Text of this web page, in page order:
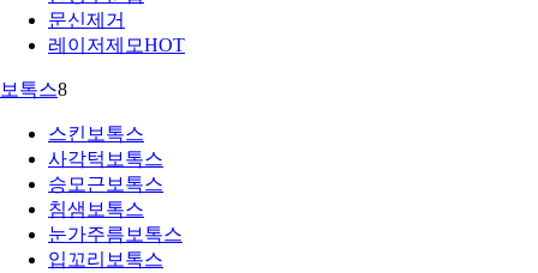
문신제거
레이저제모HOT
보톡스8
스킨보톡스
사각턱보톡스
승모근보톡스
침샘보톡스
눈가주름보톡스
입꼬리보톡스